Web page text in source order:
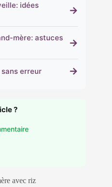
idées
→
mère: astuces
→
erreur →
?
avec riz